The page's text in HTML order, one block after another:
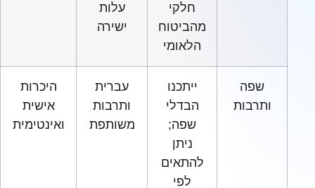
חלקי
מהביטוח
הלאומי
עלות
ישירה
שפה
ותרבות
ייתכנו
הבדלי
שפה;
ניתן
להתאים
לפי
עברית
ותרבות
משותפת
היכרות
אישית
ואינטימית